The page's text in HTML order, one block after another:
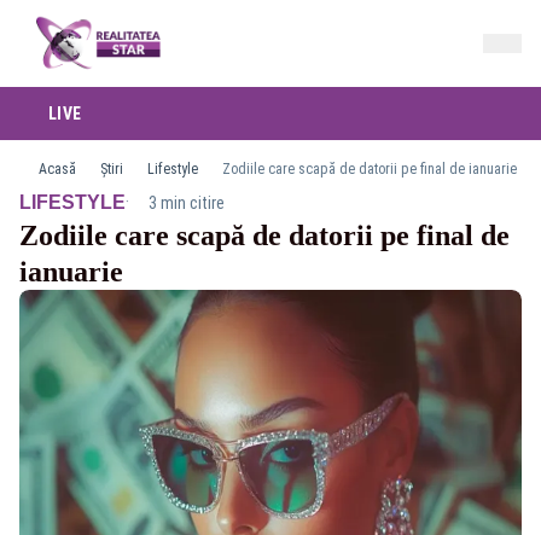
LIVE
Acasă Știri Lifestyle Zodiile care scapă de datorii pe final de ianuarie
LIFESTYLE· 3 min citire
Zodiile care scapă de datorii pe final de
ianuarie